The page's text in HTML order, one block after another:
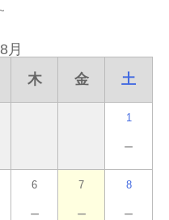
月
木 金 土
1
－
6
－
7
－
8
－